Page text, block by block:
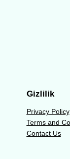
Gizlilik
Privacy Policy
Terms and
Contact Us